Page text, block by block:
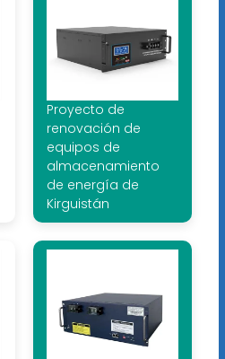
Proyecto de
renovación de
equipos de
almacenamiento
de energía de
Kirguistán